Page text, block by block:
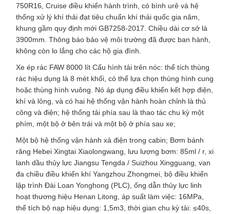
750R16, Cruise điều khiển hành trình, có bình urê và hệ
thống xử lý khí thải đạt tiêu chuẩn khí thải quốc gia năm,
khung gầm quy định mới GB7258-2017. Chiều dài cơ sở là
3900mm. Thông báo bảo vệ môi trường đã được ban hành,
không còn lo lắng cho các hộ gia đình.
Xe ép rác FAW 8000 lít Cấu hình tải trên nóc: thể tích thùng
rác hiệu dụng là 8 mét khối, có thể lựa chọn thùng hình cung
hoặc thùng hình vuông. Nó áp dụng điều khiển kết hợp điện,
khí và lỏng, và có hai hệ thống vận hành hoàn chỉnh là thủ
công và điện; hệ thống tải phía sau là thao tác chu kỳ một
phím, một bộ ở bên trái và một bộ ở phía sau xe;
Một bộ hệ thống vận hành xả điện trong cabin; Bơm bánh
răng Hebei Xingtai Xiaolongwang, lưu lượng bơm: 85ml / r, xi
lanh dầu thủy lực Jiangsu Tengda / Suizhou Xingguang, van
đa chiều điều khiển khí Yangzhou Zhongmei, bộ điều khiển
lập trình Đài Loan Yonghong (PLC), ống dẫn thủy lực linh
hoạt thương hiệu Henan Litong, áp suất làm việc: 16MPa,
thể tích bộ nạp hiệu dụng: 1,5m3, thời gian chu kỳ tải: ≤40s,